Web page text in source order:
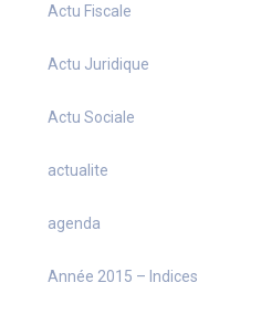
Actu Fiscale
Actu Juridique
Actu Sociale
actualite
agenda
Année 2015 – Indices